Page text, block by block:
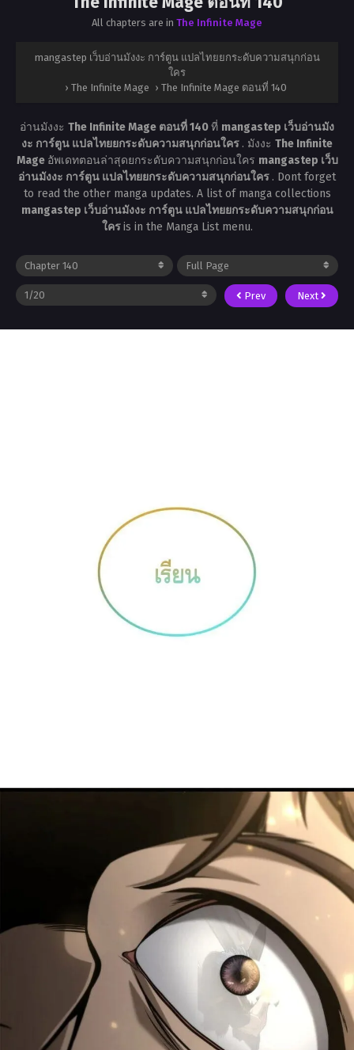
All chapters are in The Infinite Mage
mangastep เว็บอ่านมังงะ การ์ตูน แปลไทยยกระดับความสนุกก่อน
ใคร
› The Infinite Mage › The Infinite Mage ตอนที่ 140
อ่านมังงะ The Infinite Mage ตอนที่ 140ที่ mangastep เว็บอ่านมัง
งะ การ์ตูน แปลไทยยกระดับความสนุกก่อนใคร . มังงะ The Infinite
Mage อัพเดทตอนล่าสุดยกระดับความสนุกก่อนใคร mangastep เว็บ
อ่านมังงะ การ์ตูน แปลไทยยกระดับความสนุกก่อนใคร . Dont forget
to read the other manga updates. A list of manga collections
mangastep เว็บอ่านมังงะ การ์ตูน แปลไทยยกระดับความสนุกก่อน
ใครis in the Manga List menu.
Prev Next